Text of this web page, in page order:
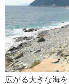
広がる大きな海